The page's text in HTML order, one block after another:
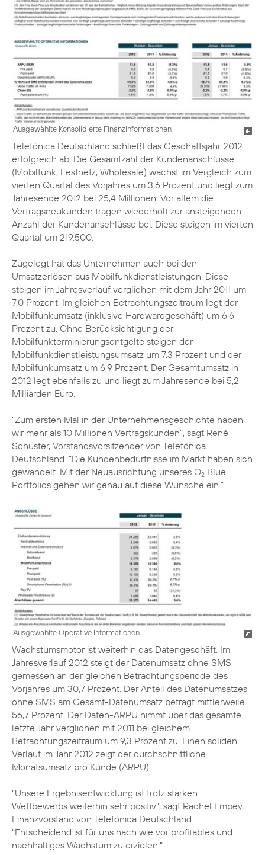
Ausgewählte Konsolidierte Finanzinformationen
Telefónica Deutschland schließt das Geschäftsjahr 2012
erfolgreich ab. Die Gesamtzahl der Kundenanschlüsse
(Mobilfunk, Festnetz, Wholesale) wächst im Vergleich zum
vierten Quartal des Vorjahres um 3,6 Prozent und liegt zum
Jahresende 2012 bei 25,4 Millionen. Vor allem die
Vertragsneukunden tragen wiederholt zur ansteigenden
Anzahl der Kundenanschlüsse bei. Diese steigen im vierten
Quartal um 219.500.
Zugelegt hat das Unternehmen auch bei den
Umsatzerlösen aus Mobilfunkdienstleistungen. Diese
steigen im Jahresverlauf verglichen mit dem Jahr 2011 um
7,0 Prozent. Im gleichen Betrachtungszeitraum legt der
Mobilfunkumsatz (inklusive Hardwaregeschäft) um 6,6
Prozent zu. Ohne Berücksichtigung der
Mobilfunkterminierungsentgelte steigen der
Mobilfunkdienstleistungsumsatz um 7,3 Prozent und der
Mobilfunkumsatz um 6,9 Prozent. Der Gesamtumsatz in
2012 legt ebenfalls zu und liegt zum Jahresende bei 5,2
Milliarden Euro.
"Zum ersten Mal in der Unternehmensgeschichte haben
wir mehr als 10 Millionen Vertragskunden", sagt René
Schuster, Vorstandsvorsitzender von Telefónica
Deutschland. "Die Kundenbedürfnisse im Markt haben sich
gewandelt. Mit der Neuausrichtung unseres O2 Blue
Portfolios gehen wir genau auf diese Wünsche ein."
Ausgewählte Operative Informationen
Wachstumsmotor ist weiterhin das Datengeschäft. Im
Jahresverlauf 2012 steigt der Datenumsatz ohne SMS
gemessen an der gleichen Betrachtungsperiode des
Vorjahres um 30,7 Prozent. Der Anteil des Datenumsatzes
ohne SMS am Gesamt-Datenumsatz beträgt mittlerweile
56,7 Prozent. Der Daten-ARPU nimmt über das gesamte
letzte Jahr verglichen mit 2011 bei gleichem
Betrachtungszeitraum um 9,3 Prozent zu. Einen soliden
Verlauf im Jahr 2012 zeigt der durchschnittliche
Monatsumsatz pro Kunde (ARPU).
"Unsere Ergebnisentwicklung ist trotz starken
Wettbewerbs weiterhin sehr positiv", sagt Rachel Empey,
Finanzvorstand von Telefónica Deutschland.
"Entscheidend ist für uns nach wie vor profitables und
nachhaltiges Wachstum zu erzielen."